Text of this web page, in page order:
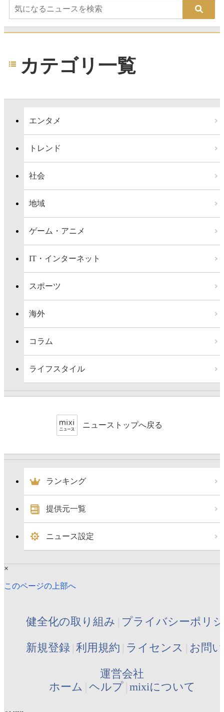
カテゴリ一覧
エンタメ
トレンド
社会
地域
ゲーム・アニメ
IT・インターネット
スポーツ
海外
コラム
ライフスタイル
ニューストップへ戻る
ランキング
提供元一覧
ニュース設定
×
このページの上部へ
健全化の取り組み プライバシーポリ
新規登録 利用規約 ライセンス お問
運営会社
ホーム ヘルプ mixiについて